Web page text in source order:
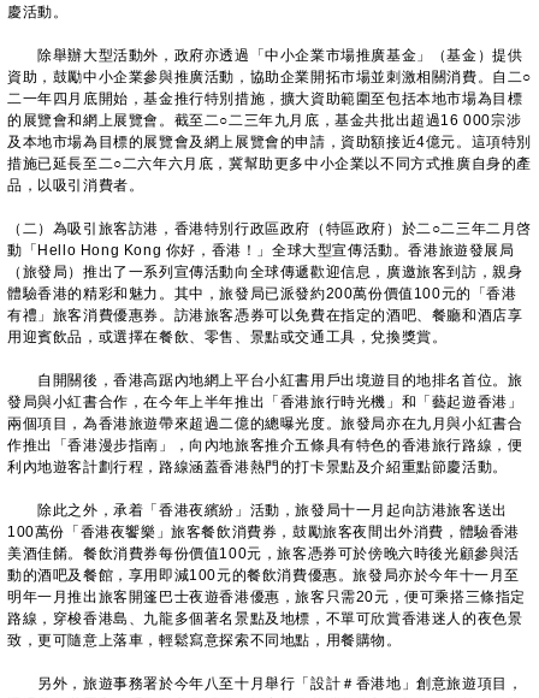
慶活動。
除舉辦大型活動外，政府亦透過「中小企業市場推廣基金」（基金）提供
資助，鼓勵中小企業參與推廣活動，協助企業開拓市場並刺激相關消費。自二○
二一年四月底開始，基金推行特別措施，擴大資助範圍至包括本地市場為目標
的展覽會和網上展覽會。截至二○二三年九月底，基金共批出超過16 000宗涉
及本地市場為目標的展覽會及網上展覽會的申請，資助額接近4億元。這項特別
措施已延長至二○二六年六月底，冀幫助更多中小企業以不同方式推廣自身的產
品，以吸引消費者。
（二）為吸引旅客訪港，香港特別行政區政府（特區政府）於二○二三年二月啓
動「Hello Hong Kong 你好，香港！」全球大型宣傳活動。香港旅遊發展局
（旅發局）推出了一系列宣傳活動向全球傳遞歡迎信息，廣邀旅客到訪，親身
體驗香港的精彩和魅力。其中，旅發局已派發約200萬份價值100元的「香港
有禮」旅客消費優惠券。訪港旅客憑券可以免費在指定的酒吧、餐廳和酒店享
用迎賓飲品，或選擇在餐飲、零售、景點或交通工具，兌換獎賞。
自開關後，香港高踞內地網上平台小紅書用戶出境遊目的地排名首位。旅
發局與小紅書合作，在今年上半年推出「香港旅行時光機」和「藝起遊香港」
兩個項目，為香港旅遊帶來超過二億的總曝光度。旅發局亦在九月與小紅書合
作推出「香港漫步指南」，向內地旅客推介五條具有特色的香港旅行路線，便
利內地遊客計劃行程，路線涵蓋香港熱門的打卡景點及介紹重點節慶活動。
除此之外，承着「香港夜繽紛」活動，旅發局十一月起向訪港旅客送出
100萬份「香港夜饗樂」旅客餐飲消費券，鼓勵旅客夜間出外消費，體驗香港
美酒佳餚。餐飲消費券每份價值100元，旅客憑券可於傍晚六時後光顧參與活
動的酒吧及餐館，享用即減100元的餐飲消費優惠。旅發局亦於今年十一月至
明年一月推出旅客開篷巴士夜遊香港優惠，旅客只需20元，便可乘搭三條指定
路線，穿梭香港島、九龍多個著名景點及地標，不單可欣賞香港迷人的夜色景
致，更可隨意上落車，輕鬆寫意探索不同地點，用餐購物。
另外，旅遊事務署於今年八至十月舉行「設計＃香港地」創意旅遊項目，